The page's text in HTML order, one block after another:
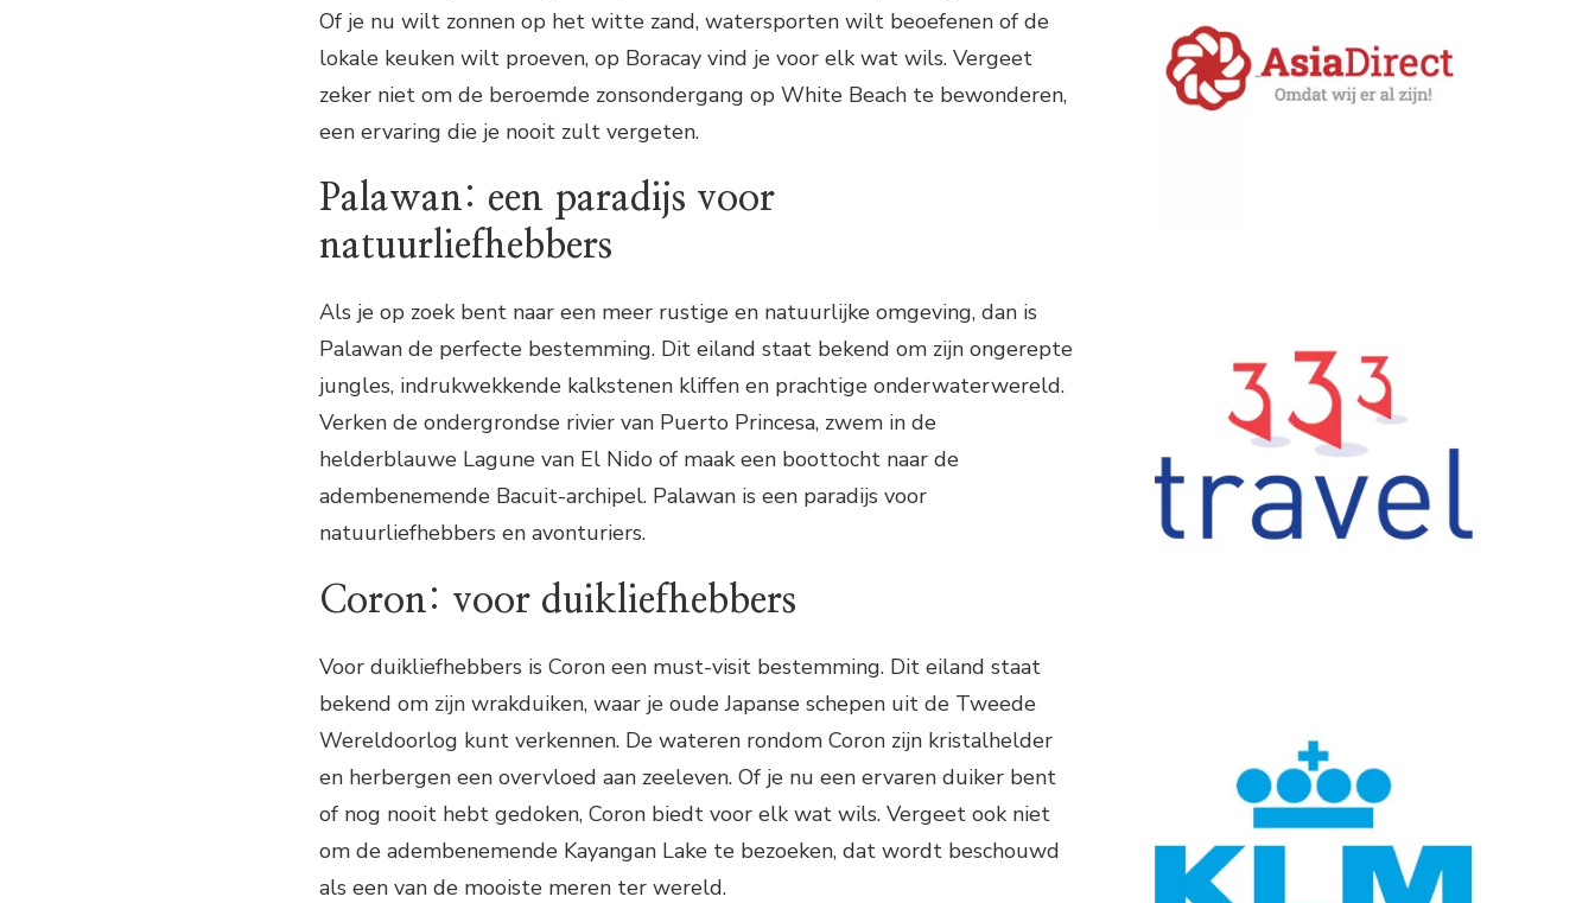
Of je nu wilt zonnen op het witte zand, watersporten wilt beoefenen of de
lokale keuken wilt proeven, op Boracay vind je voor elk wat wils. Vergeet
zeker niet om de beroemde zonsondergang op White Beach te bewonderen,
een ervaring die je nooit zult vergeten.
Palawan: een paradijs voor
natuurliefhebbers
Als je op zoek bent naar een meer rustige en natuurlijke omgeving, dan is
Palawan de perfecte bestemming. Dit eiland staat bekend om zijn ongerepte
jungles, indrukwekkende kalkstenen kliffen en prachtige onderwaterwereld.
Verken de ondergrondse rivier van Puerto Princesa, zwem in de
helderblauwe Lagune van El Nido of maak een boottocht naar de
adembenemende Bacuit-archipel. Palawan is een paradijs voor
natuurliefhebbers en avonturiers.
Coron: voor duikliefhebbers
Voor duikliefhebbers is Coron een must-visit bestemming. Dit eiland staat
bekend om zijn wrakduiken, waar je oude Japanse schepen uit de Tweede
Wereldoorlog kunt verkennen. De wateren rondom Coron zijn kristalhelder
en herbergen een overvloed aan zeeleven. Of je nu een ervaren duiker bent
of nog nooit hebt gedoken, Coron biedt voor elk wat wils. Vergeet ook niet
om de adembenemende Kayangan Lake te bezoeken, dat wordt beschouwd
als een van de mooiste meren ter wereld.